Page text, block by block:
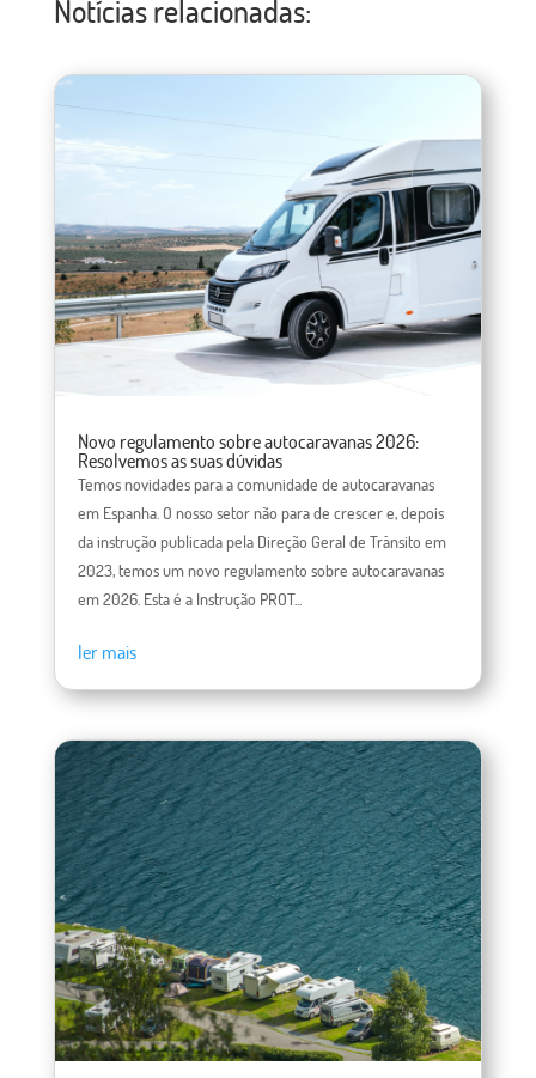
Notícias relacionadas:
Novo regulamento sobre autocaravanas 2026:
Resolvemos as suas dúvidas
Temos novidades para a comunidade de autocaravanas
em Espanha. O nosso setor não para de crescer e, depois
da instrução publicada pela Direção Geral de Trânsito em
2023, temos um novo regulamento sobre autocaravanas
em 2026. Esta é a Instrução PROT...
ler mais